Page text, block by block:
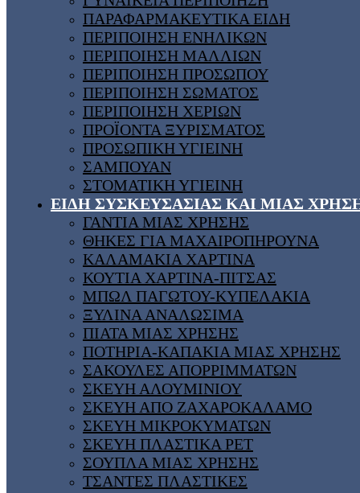
ΠΑΡΑΦΑΡΜΑΚΕΥΤΙΚΑ ΕΙΔΗ
ΠΕΡΙΠΟΙΗΣΗ ΕΝΗΛΙΚΩΝ
ΠΕΡΙΠΟΙΗΣΗ ΜΑΛΛΙΩΝ
ΠΕΡΙΠΟΙΗΣΗ ΠΡΟΣΩΠΟΥ
ΠΕΡΙΠΟΙΗΣΗ ΣΩΜΑΤΟΣ
ΠΕΡΙΠΟΙΗΣΗ ΧΕΡΙΩΝ
ΠΡΟΪΟΝΤΑ ΞΥΡΙΣΜΑΤΟΣ
ΠΡΟΣΩΠΙΚΗ ΥΓΙΕΙΝΗ
ΣΑΜΠΟΥΑΝ
ΣΤΟΜΑΤΙΚΗ ΥΓΙΕΙΝΗ
ΕΙΔΗ ΣΥΣΚΕΥΣΑΣΙΑΣ ΚΑΙ ΜΙΑΣ
ΓΑΝΤΙΑ ΜΙΑΣ ΧΡΗΣΗΣ
ΘΗΚΕΣ ΓΙΑ ΜΑΧΑΙΡΟΠΗΡΟΥΝΑ
ΚΑΛΑΜΑΚΙΑ ΧΑΡΤΙΝΑ
ΚΟΥΤΙΑ ΧΑΡΤΙΝΑ-ΠΙΤΣΑΣ
ΜΠΩΛ ΠΑΓΩΤΟΥ-ΚΥΠΕΛΑΚΙΑ
ΞΥΛΙΝΑ ΑΝΑΛΩΣΙΜΑ
ΠΙΑΤΑ ΜΙΑΣ ΧΡΗΣΗΣ
ΠΟΤΗΡΙΑ-ΚΑΠΑΚΙΑ ΜΙΑΣ ΧΡΗΣΗΣ
ΣΑΚΟΥΛΕΣ ΑΠΟΡΡΙΜΜΑΤΩΝ
ΣΚΕΥΗ ΑΛΟΥΜΙΝΙΟΥ
ΣΚΕΥΗ ΑΠΟ ΖΑΧΑΡΟΚΑΛΑΜΟ
ΣΚΕΥΗ ΜΙΚΡΟΚΥΜΑΤΩΝ
ΣΚΕΥΗ ΠΛΑΣΤΙΚΑ PET
ΣΟΥΠΛΑ ΜΙΑΣ ΧΡΗΣΗΣ
ΤΣΑΝΤΕΣ ΠΛΑΣΤΙΚΕΣ